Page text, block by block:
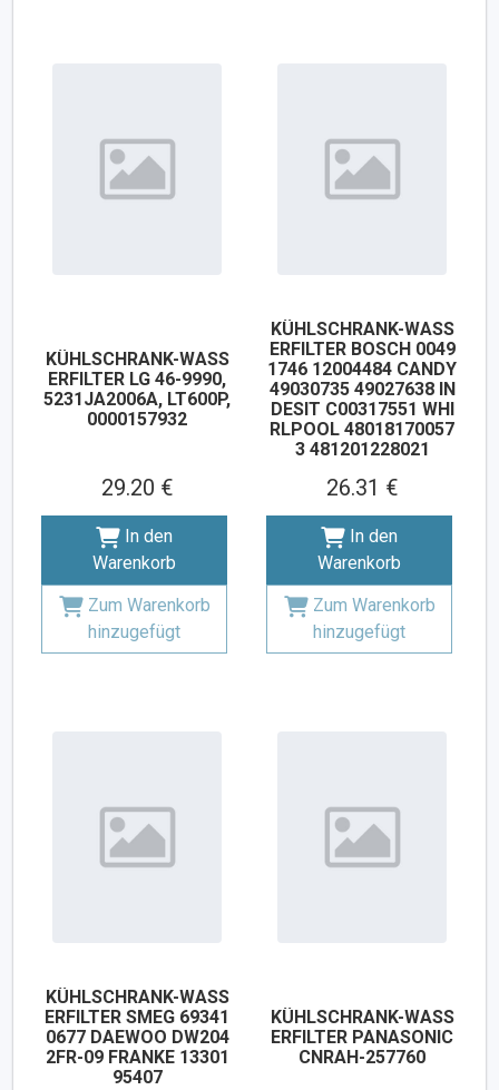
KÜHLSCHRANK-WASS
ERFILTER LG 46-9990,
5231JA2006A, LT600P,
0000157932
29.20 €
Warenkorb
Zum Warenkorb
hinzugefügt
KÜHLSCHRANK-WASS
ERFILTER BOSCH 0049
1746 12004484 CANDY
49030735 49027638 IN
DESIT C00317551 WHI
RLPOOL 48018170057
3 481201228021
26.31 €
Warenkorb
Zum Warenkorb
hinzugefügt
KÜHLSCHRANK-WASS
ERFILTER SMEG 69341
0677 DAEWOO DW204
2FR-09 FRANKE 13301
95407
KÜHLSCHRANK-WASS
ERFILTER PANASONIC
CNRAH-257760